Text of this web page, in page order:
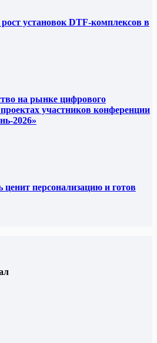
установок DTF-комплексов в
на рынке цифрового
участников конференции
2026»
ценит персонализацию и готов